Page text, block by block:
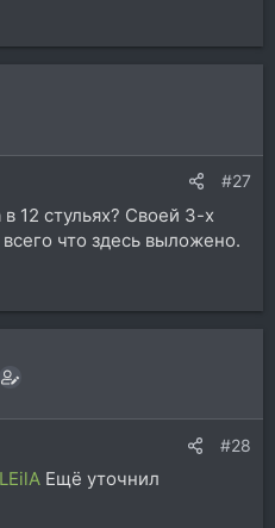
#27
12 стульях? Своей 3-х
что здесь выложено.
#28
Ещё уточнил